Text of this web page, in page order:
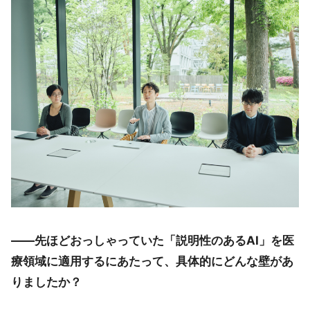
――先ほどおっしゃっていた「説明性のあるAI」を医
療領域に適用するにあたって、具体的にどんな壁があ
りましたか？